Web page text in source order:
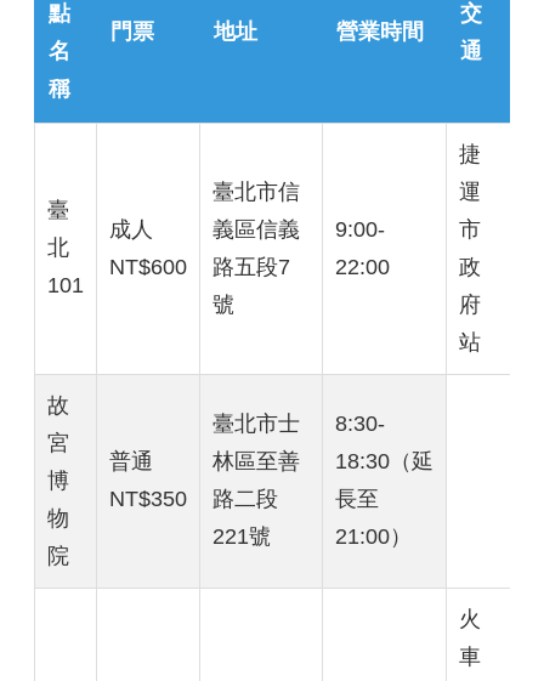
點
名
稱
門票 地址 營業時間
交
通
臺
北
101
成人
NT$600
臺北市信
義區信義
路五段7
號
9:00-
22:00
捷
運
市
政
府
站
故
宮
博
物
院
普通
NT$350
臺北市士
林區至善
路二段
221號
8:30-
18:30（延
長至
21:00）
火
車